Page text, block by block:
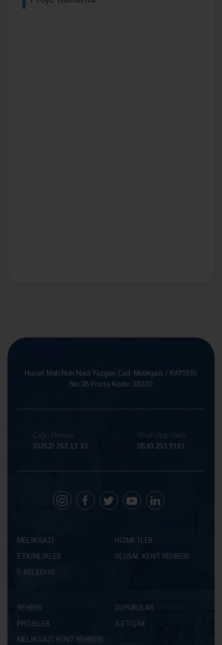
Hunat Mah.Nuh Naci Yazgan Cad. Melikgazi / KAYSERİ
No:38 Posta Kodu: 38030
Çağrı Merkezi
(0352) 252 13 33
WhatsApp Hattı
0530 253 9191
MELİKGAZİ
HİZMETLER
ETKİNLİKLER
ULUSAL KENT REHBERİ
E-BELEDİYE
REHBER
DUYURULAR
PROJELER
İLETİŞİM
MELİKGAZİ KENT REHBERİ